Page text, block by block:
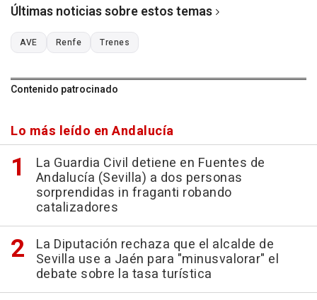
Últimas noticias sobre estos temas
AVE Renfe Trenes
Contenido patrocinado
Lo más leído en Andalucía
La Guardia Civil detiene en Fuentes de
Andalucía (Sevilla) a dos personas
sorprendidas in fraganti robando
catalizadores
La Diputación rechaza que el alcalde de
Sevilla use a Jaén para "minusvalorar" el
debate sobre la tasa turística